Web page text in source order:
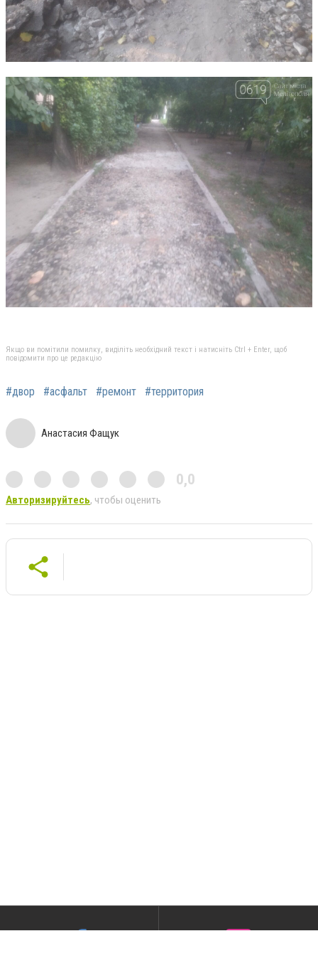
Якщо ви помітили помилку, виділіть необхідний текст і натисніть Ctrl + Enter, щоб
повідомити про це редакцію
#двор #асфальт #ремонт #территория
Анастасия Фащук
0,0
Авторизируйтесь, чтобы оценить